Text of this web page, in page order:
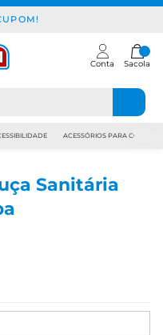
Conta Sacola
ACESSÓRIOS PARA
Sanitária